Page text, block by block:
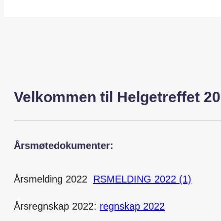
Velkommen til Helgetreffet
Årsmøtedokumenter:
Årsmelding 2022 RSMELDING 2022 (1)
Årsregnskap 2022: regnskap 2022